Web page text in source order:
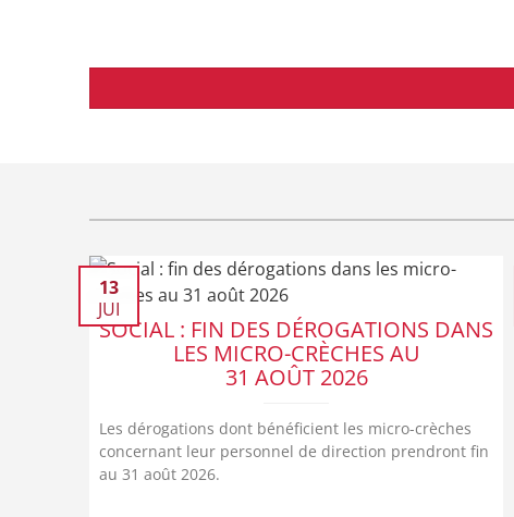
SOCIAL : FIN DES DÉROGATIONS DANS
LES MICRO-CRÈCHES AU
31 AOÛT 2026
13
JUI
Les dérogations dont bénéficient les micro-crèches
concernant leur personnel de direction prendront fin
au 31 août 2026.